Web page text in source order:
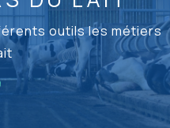
outils les métiers